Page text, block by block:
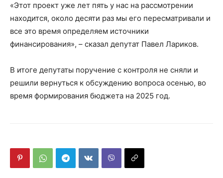
«Этот проект уже лет пять у нас на рассмотрении
находится, около десяти раз мы его пересматривали и
все это время определяем источники
финансирования», – сказал депутат Павел Лариков.
В итоге депутаты поручение с контроля не сняли и
решили вернуться к обсуждению вопроса осенью, во
время формирования бюджета на 2025 год.